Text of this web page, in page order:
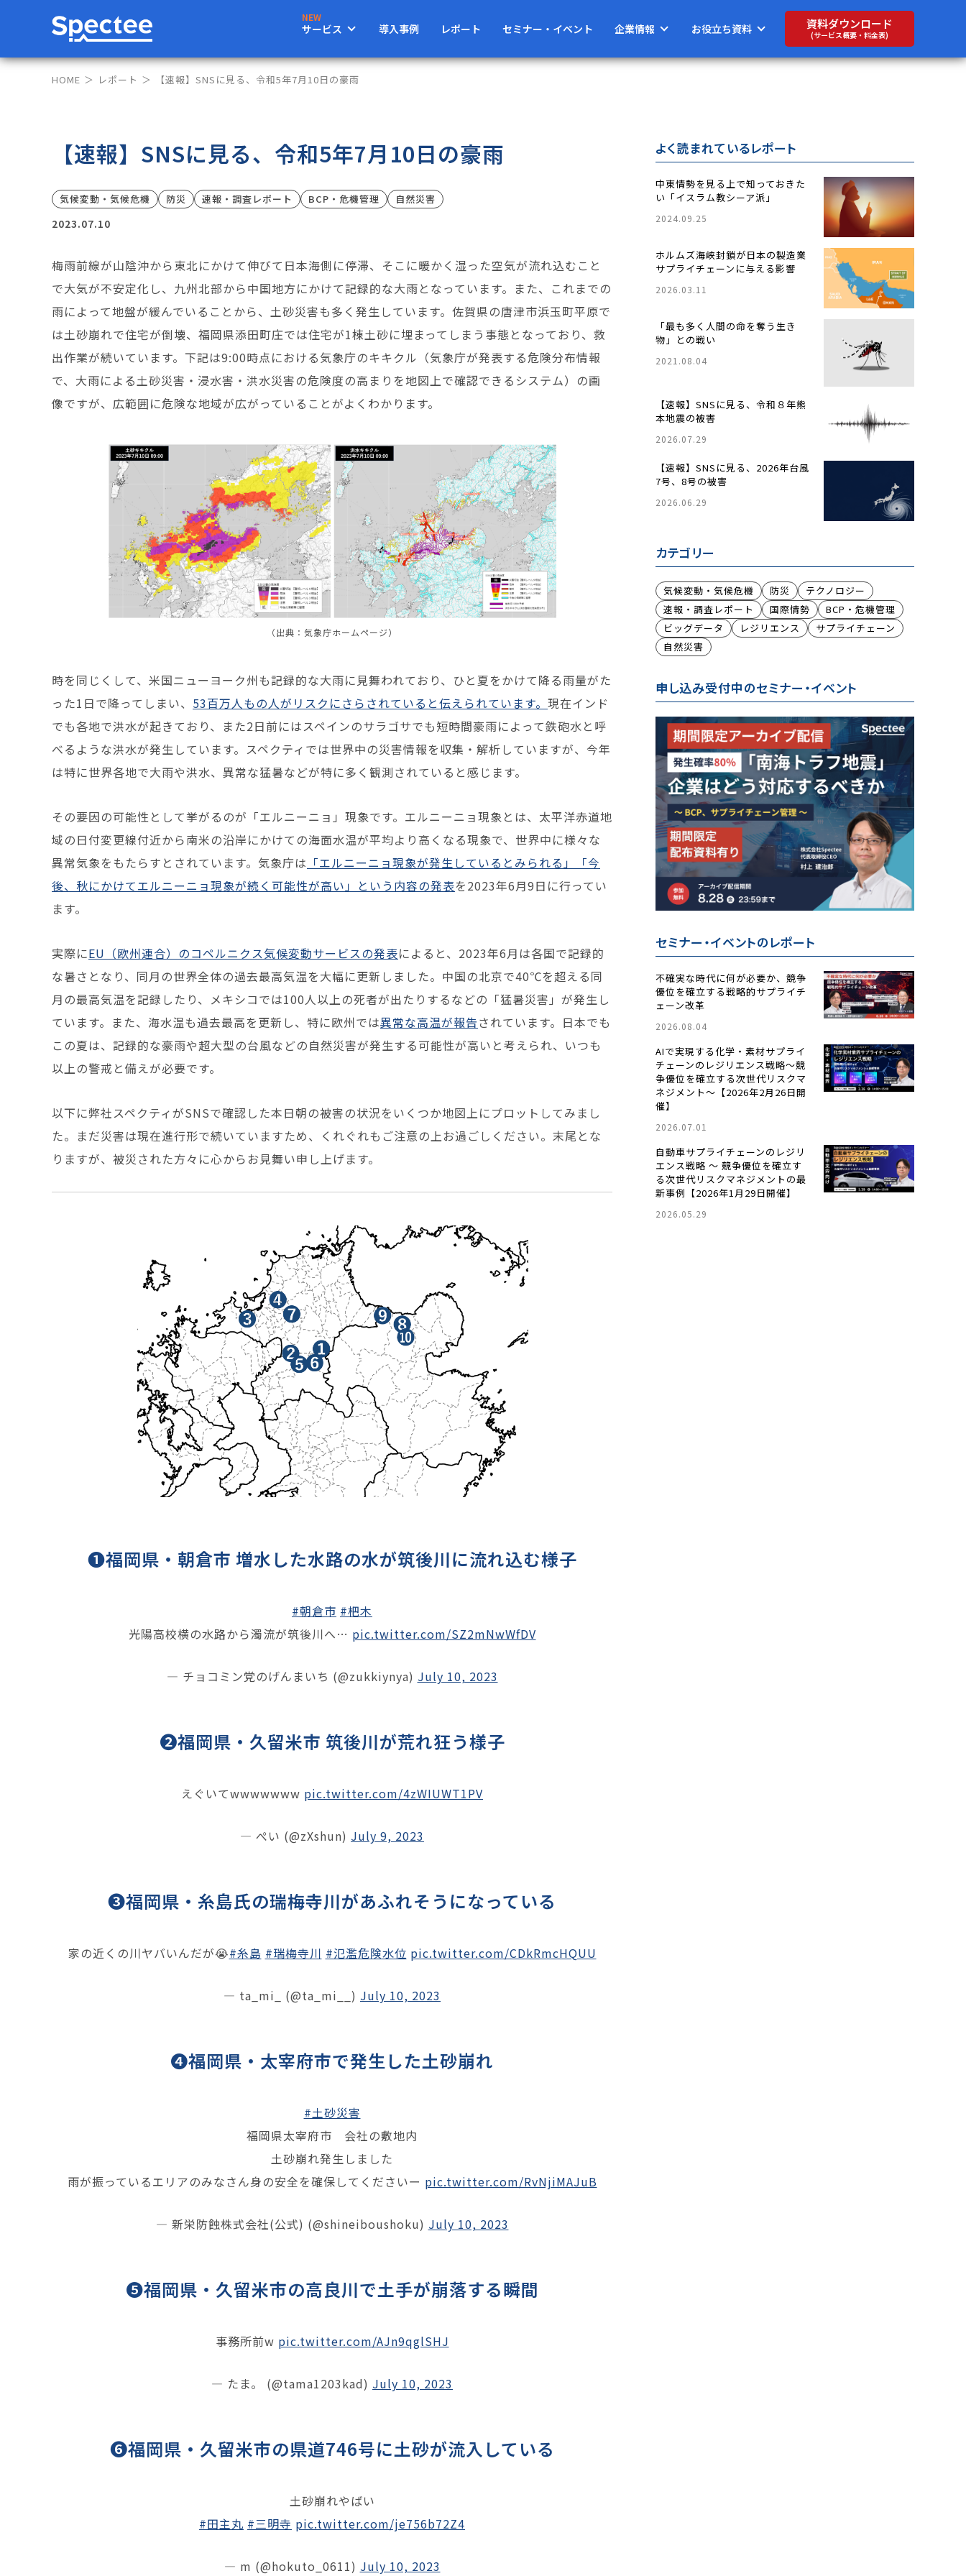
サービス 導入事例 レポート セミナー・イベント 企業情報 お役立ち資料 資料ダウンロード
(サービス概要・料金表)
HOME レポート 【速報】SNSに見る、令和5年7月10日の豪雨
【速報】SNSに見る、令和5年7月10日の豪雨
気候変動・気候危機 防災 速報・調査レポート BCP・危機管理 自然災害
2023.07.10
梅雨前線が山陰沖から東北にかけて伸びて日本海側に停滞、そこに暖かく湿った空気が流れ込むこと
で大気が不安定化し、九州北部から中国地方にかけて記録的な大雨となっています。また、これまでの
雨によって地盤が緩んでいることから、土砂災害も多く発生しています。佐賀県の唐津市浜玉町平原で
は土砂崩れで住宅が倒壊、福岡県添田町庄では住宅が1棟土砂に埋まってしまう事態となっており、救
出作業が続いています。下記は9:00時点における気象庁のキキクル（気象庁が発表する危険分布情報
で、大雨による土砂災害・浸水害・洪水災害の危険度の高まりを地図上で確認できるシステム）の画
像ですが、広範囲に危険な地域が広がっていることがよくわかります。
（出典：気象庁ホームページ）
時を同じくして、米国ニューヨーク州も記録的な大雨に見舞われており、ひと夏をかけて降る雨量がた
った1日で降ってしまい、 53百万人もの人がリスクにさらされていると伝えられています。 現在インド
でも各地で洪水が起きており、また2日前にはスペインのサラゴサでも短時間豪雨によって鉄砲水と呼
べるような洪水が発生しています。スペクティでは世界中の災害情報を収集・解析していますが、今年
は特に世界各地で大雨や洪水、異常な猛暑などが特に多く観測されていると感じます。
その要因の可能性として挙がるのが「エルニーニョ」現象です。エルニーニョ現象とは、太平洋赤道地
域の日付変更線付近から南米の沿岸にかけての海面水温が平均より高くなる現象で、世界中に様々な
異常気象をもたらすとされています。気象庁は 「エルニーニョ現象が発生しているとみられる」「今
後、秋にかけてエルニーニョ現象が続く可能性が高い」という内容の発表を2023年6月9日に行ってい
ます。
実際にEU（欧州連合）のコペルニクス気候変動サービスの発表によると、2023年6月は各国で記録的
な暑さとなり、同月の世界全体の過去最高気温を大幅に更新しました。中国の北京で40℃を超える同
月の最高気温を記録したり、メキシコでは100人以上の死者が出たりするなどの「猛暑災害」が発生し
ています。また、海水温も過去最高を更新し、特に欧州では異常な高温が報告されています。日本でも
この夏は、記録的な豪雨や超大型の台風などの自然災害が発生する可能性が高いと考えられ、いつも
以上の警戒と備えが必要です。
以下に弊社スペクティがSNSで確認した本日朝の被害の状況をいくつか地図上にプロットしてみまし
た。まだ災害は現在進行形で続いていますため、くれぐれもご注意の上お過ごしください。末尾とな
りますが、被災された方々に心からお見舞い申し上げます。
❶福岡県・朝倉市 増水した水路の水が筑後川に流れ込む様子
#朝倉市 #杷木
光陽高校横の水路から濁流が筑後川へ… pic.twitter.com/SZ2mNwWfDV
— チョコミン党のげんまいち (@zukkiynya) July 10, 2023
❷福岡県・久留米市 筑後川が荒れ狂う様子
えぐいてwwwwwww pic.twitter.com/4zWIUWT1PV
— ぺい (@zXshun) July 9, 2023
❸福岡県・糸島氏の瑞梅寺川があふれそうになっている
家の近くの川ヤバいんだが😭#糸島 #瑞梅寺川 #氾濫危険水位 pic.twitter.com/CDkRmcHQUU
— ta_mi_ (@ta_mi__) July 10, 2023
❹福岡県・太宰府市で発生した土砂崩れ
#土砂災害
福岡県太宰府市 会社の敷地内
土砂崩れ発生しました
雨が振っているエリアのみなさん身の安全を確保してくださいー pic.twitter.com/RvNjiMAJuB
— 新栄防蝕株式会社(公式) (@shineiboushoku) July 10, 2023
❺福岡県・久留米市の高良川で土手が崩落する瞬間
事務所前w pic.twitter.com/AJn9qglSHJ
— たま。 (@tama1203kad) July 10, 2023
❻福岡県・久留米市の県道746号に土砂が流入している
土砂崩れやばい
#田主丸 #三明寺 pic.twitter.com/je756b72Z4
— m (@hokuto_0611) July 10, 2023
よく読まれているレポート
中東情勢を見る上で知っておきた
い「イスラム教シーア派」
2024.09.25
ホルムズ海峡封鎖が日本の製造業
サプライチェーンに与える影響
2026.03.11
「最も多く人間の命を奪う生き
物」との戦い
2021.08.04
【速報】SNSに見る、令和８年熊
本地震の被害
2026.07.29
【速報】SNSに見る、2026年台風
7号、8号の被害
2026.06.29
カテゴリー
気候変動・気候危機 防災
テクノロジー
速報・調査レポート
国際情勢
BCP・危機管理
ビッグデータ
レジリエンス
サプライチェーン
自然災害
申し込み受付中のセミナー・イベント
セミナー・イベントのレポート
不確実な時代に何が必要か、競争
優位を確立する戦略的サプライチ
ェーン改革
2026.08.04
AIで実現する化学・素材サプライ
チェーンのレジリエンス戦略〜競
争優位を確立する次世代リスクマ
ネジメント〜【2026年2月26日開
催】
2026.07.01
自動車サプライチェーンのレジリ
エンス戦略 ～ 競争優位を確立す
る次世代リスクマネジメントの最
新事例【2026年1月29日開催】
2026.05.29